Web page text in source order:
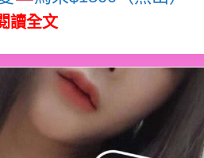
讀全文